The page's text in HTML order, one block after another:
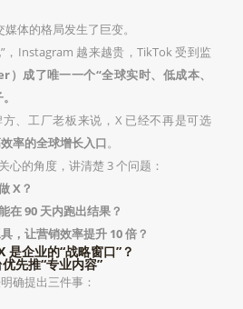
体的格局发生了巨变。
，Instagram 越来越贵，TikTok 受到监
成了唯一一个“全球实时、低成本、
、工厂老板来说，X 已经不再是可选
率的全球增长入口。
心的角度，讲清楚 3 个问题：
X？
在 90 天内跑出结果？
，让营销效率提升 10 倍？
企业的“战略窗口”？
先推“专业内容”
确提出三件事：